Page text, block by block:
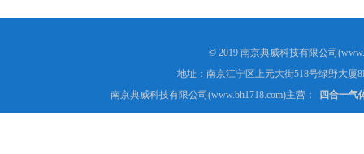
© 2019 南京典威科技有限公司
地址：南京江宁区上元大街518号绿野大厦
南京典威科技有限公司(www.bh1718.com)主营：
四合一气